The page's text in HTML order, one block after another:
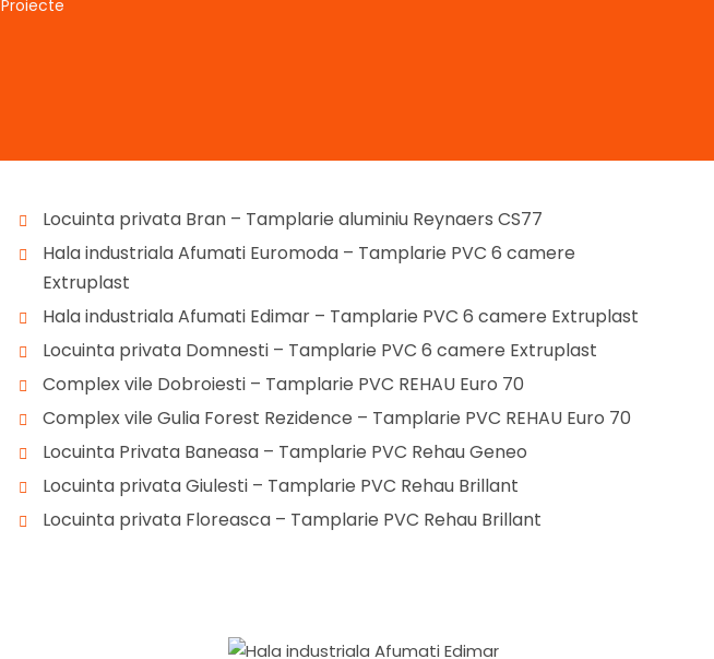
Proiecte
Locuinta privata Bran – Tamplarie aluminiu Reynaers CS77
Hala industriala Afumati Euromoda – Tamplarie PVC 6 camere
Extruplast
Hala industriala Afumati Edimar – Tamplarie PVC 6 camere Extruplast
Locuinta privata Domnesti – Tamplarie PVC 6 camere Extruplast
Complex vile Dobroiesti – Tamplarie PVC REHAU Euro 70
Complex vile Gulia Forest Rezidence – Tamplarie PVC REHAU Euro 70
Locuinta Privata Baneasa – Tamplarie PVC Rehau Geneo
Locuinta privata Giulesti – Tamplarie PVC Rehau Brillant
Locuinta privata Floreasca – Tamplarie PVC Rehau Brillant